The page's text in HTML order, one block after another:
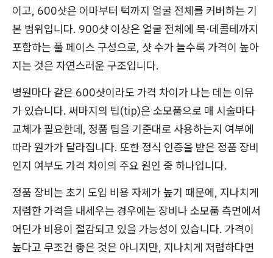
이고, 600샷은 이마부터 턱까지 얼굴 전체를 커버하는 기
본 범위입니다. 900샷 이상은 얼굴 전체에 목·데콜테까지
포함하는 풀 페이스 구성으로, 샷 수가 늘수록 가격이 높아
지는 것은 자연스러운 구조입니다.
병원마다 같은 600샷이라도 가격 차이가 나는 데는 이유
가 있습니다. 써마지의 팁(tip)은 소모품으로 매 시술마다
교체가 필요한데, 정품 팁을 기준대로 사용하는지 여부에
따라 원가가 달라집니다. 또한 정식 인증을 받은 정품 장비
인지 여부도 가격 차이의 주요 원인 중 하나입니다.
정품 장비는 초기 도입 비용 자체가 높기 때문에, 지나치게
저렴한 가격을 내세우는 경우에는 장비나 소모품 측면에서
어딘가 비용이 절감되고 있을 가능성이 있습니다. 가격이
높다고 무조건 좋은 것은 아니지만, 지나치게 저렴하다면